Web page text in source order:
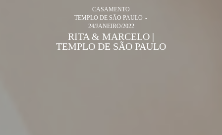
CASAMENTO
TEMPLO DE SÃO PAULO
24/JANEIRO/2022
RITA & MARCELO |
TEMPLO DE SÃO PAULO